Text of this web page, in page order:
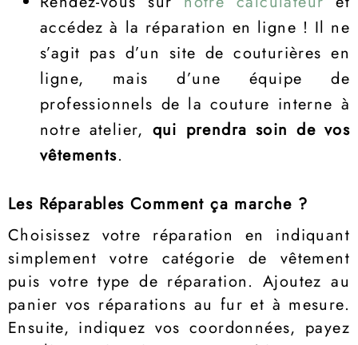
accédez à la réparation en ligne ! Il ne
s’agit pas d’un site de couturières en
ligne, mais d’une équipe de
professionnels de la couture interne à
notre atelier, qui prendra soin de vos
vêtements.
Les Réparables Comment ça marche ?
Choisissez votre réparation en indiquant
simplement votre catégorie de vêtement
puis votre type de réparation. Ajoutez au
panier vos réparations au fur et à mesure.
Ensuite, indiquez vos coordonnées, payez